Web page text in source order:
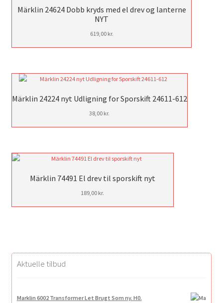
Märklin 24624 Dobb kryds med el drev og lanterne
NYT
619,00 kr.
Märklin 24224 nyt Udligning for Sporskift 24611-612
38,00 kr.
Märklin 74491 El drev til sporskift nyt
189,00 kr.
Aktuelle tilbud
Marklin 6002 Transformer Let Brugt Som ny. H0.